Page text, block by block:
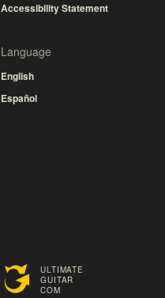
ULTIMATE
GUITAR
COM
Accessibility Statement
Language
English
Español